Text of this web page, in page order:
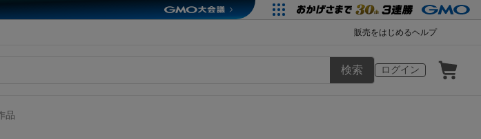
販売をはじめるヘルプ
ログイン
検索
品